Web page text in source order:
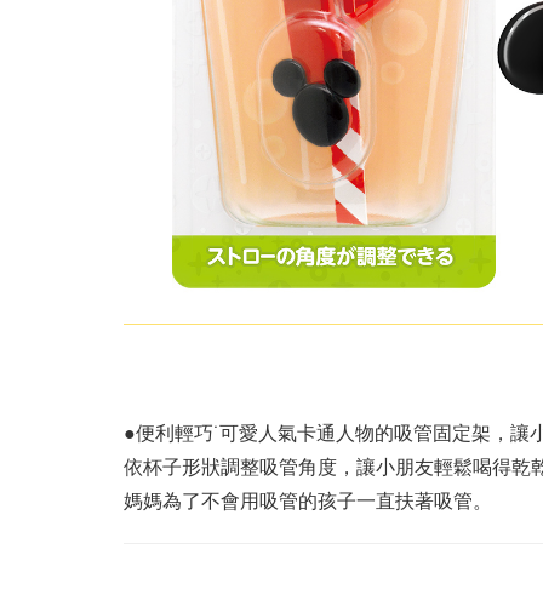
●便利輕巧˙可愛人氣卡通人物的吸管固定架，
依杯子形狀調整吸管角度，讓小朋友輕鬆喝得
媽媽為了不會用吸管的孩子一直扶著吸管。